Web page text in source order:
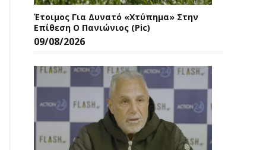
Έτοιμος Για Δυνατό «χτύπημα» Στην
Επίθεση Ο Πανιώνιος (pic)
09/08/2026